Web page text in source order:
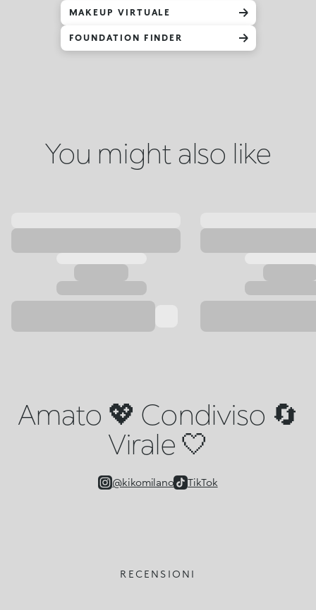
MAKEUP VIRTUALE
FOUNDATION FINDER
You might also like
Amato 💖 Condiviso 🔄
Virale 🤍
@kikomilano TikTok
RECENSIONI